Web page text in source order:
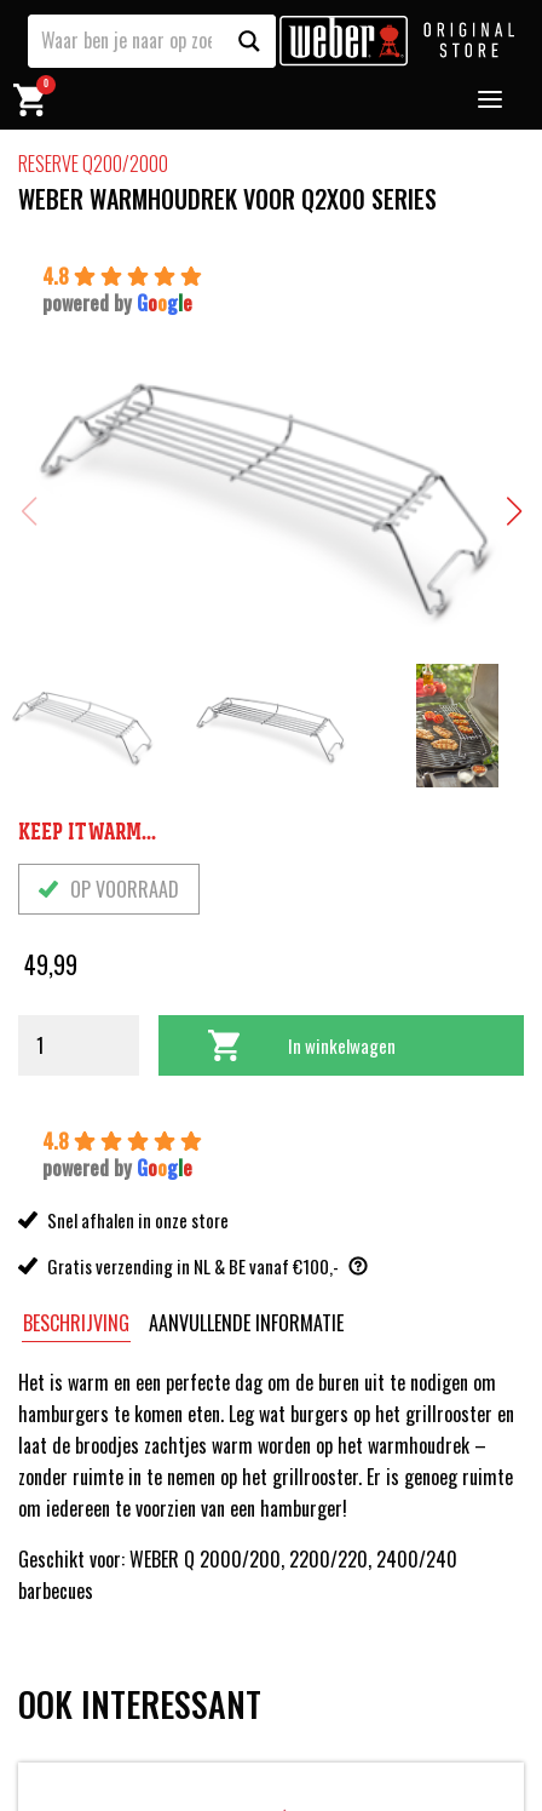
0
RESERVE Q200/2000
WEBER WARMHOUDREK VOOR Q2X00 SERIES
4.8
powered by Google
KEEP IT WARM...
OP VOORRAAD
49,99
In winkelwagen
4.8
powered by Google
Snel afhalen in onze store
Gratis verzending in NL & BE vanaf €100,-
BESCHRIJVING AANVULLENDE INFORMATIE
Het is warm en een perfecte dag om de buren uit te nodigen om
hamburgers te komen eten. Leg wat burgers op het grillrooster en
laat de broodjes zachtjes warm worden op het warmhoudrek –
zonder ruimte in te nemen op het grillrooster. Er is genoeg ruimte
om iedereen te voorzien van een hamburger!
Geschikt voor: WEBER Q 2000/200, 2200/220, 2400/240
barbecues
OOK INTERESSANT